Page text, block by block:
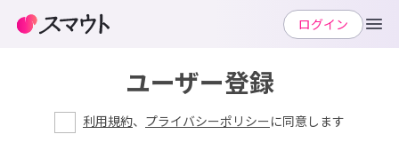
ユーザー登録
利用規約、 プライバシーポリシーに同意します
ログイン